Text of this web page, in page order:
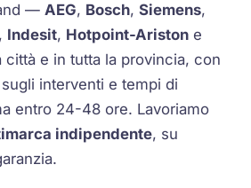
—AEG, Bosch,Siemens,
, Indesit, Hotpoint-Ariston e
e in tutta la provincia, con
sugli interventi e tempi di
entro 24-48 ore. Lavoriamo
indipendente, su